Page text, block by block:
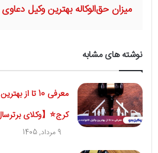
میزان حق‌الوکاله بهترین وکیل دعاوی
نوشته های مشابه
معرفی 10 تا از
کرج⭐【وکلای برترسال1405
9 مرداد, 1405